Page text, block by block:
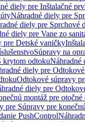
diely pre Inštalačné
Náhradné diely pre
diely pre Sprchové
diely pre Vane zo
pre Detské vaničky
Súpravy na
krytom odtokuNáhradné
diely pre
Odtokové súpravy
diely pre
montáž pre otočné
pre Súpravy pre
PushControl